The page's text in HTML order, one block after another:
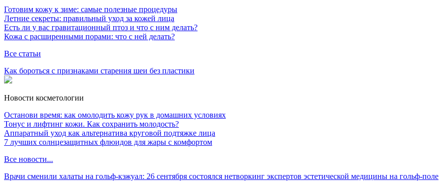
Готовим кожу к зиме: самые полезные процедуры
Летние секреты: правильный уход за кожей лица
Есть ли у вас гравитационный птоз и что с ним делать?
Кожа с расширенными порами: что с ней делать?
Все статьи
Как бороться с признаками старения шеи без пластики
Новости косметологии
Останови время: как омолодить кожу рук в домашних условиях
Тонус и лифтинг кожи. Как сохранить молодость?
Аппаратный уход как альтернатива круговой подтяжке лица
7 лучших солнцезащитных флюидов для жары с комфортом
Все новости...
Врачи сменили халаты на гольф-кэжуал: 26 сентября состоялся нетворкинг экспертов эстетической медицины на гольф-поле